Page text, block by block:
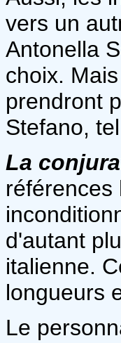
vers un
Antonella
choix.
prendront
Stefano,
La
références
d'autant
italienne.
longueurs
Le